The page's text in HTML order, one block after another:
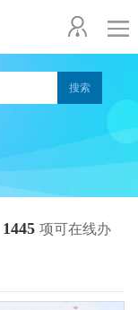
1445 项可在线办